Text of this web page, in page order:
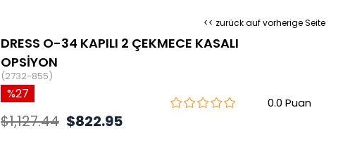
<< zurück auf vorherige Seite
DRESS O-34 KAPILI 2 ÇEKMECE KASALI
OPSİYON
(2732-855)
0.0
27
$1,127.44 $822.95